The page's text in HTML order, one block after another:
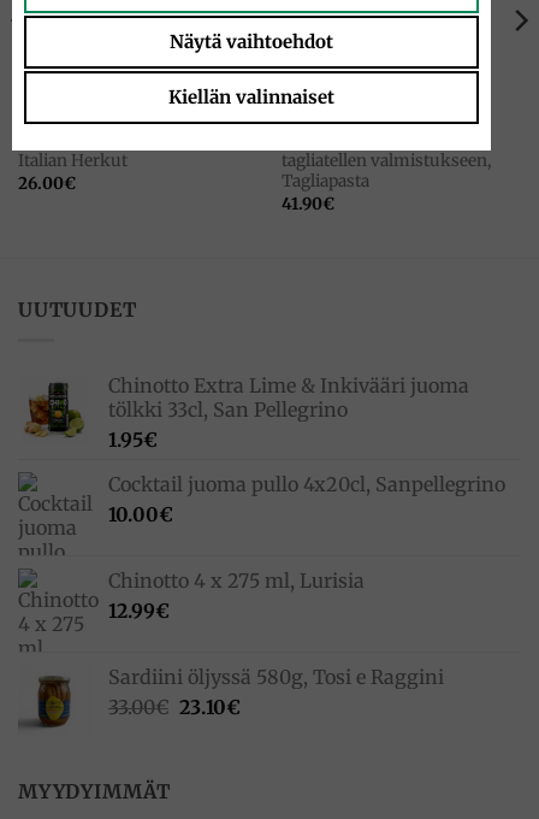
VARASTO LOPPU
LAHJAPAKKAUS
Italian Herkut
26.00€
KEITTIÖTARVIKKEITA
tagliatellen valmistukseen,
Tagliapasta
41.90€
UUTUUDET
Chinotto Extra Lime & Inkivääri juoma
tölkki 33cl, San Pellegrino
1.95€
Cocktail juoma pullo 4x20cl, Sanpellegrino
10.00€
Chinotto 4 x 275 ml, Lurisia
12.99€
Sardiini öljyssä 580g, Tosi e Raggini
33.00€ Alkuperäinen
23.10€Nykyinen
MYYDYIMMÄT
Näytä vaihtoehdot
Kiellän valinnaiset